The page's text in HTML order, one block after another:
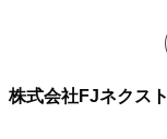
株式会社FJネクスト